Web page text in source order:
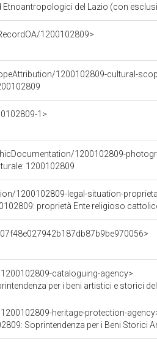
Etnoantropologici del Lazio (con
1200102809>
1200102809-cultural-
1>
1200102809-
1200102809
1200102809-legal-situation-
proprietà Ente religioso
cataloguing-agency>
per i beni artistici e storici
heritage-protection-
Soprintendenza per i Beni